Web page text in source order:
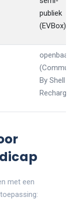
publiek
(EVBox)
openbaar
By Shell
met een